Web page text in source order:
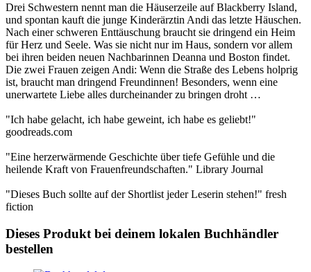
Drei Schwestern nennt man die Häuserzeile auf Blackberry Island,
und spontan kauft die junge Kinderärztin Andi das letzte Häuschen.
Nach einer schweren Enttäuschung braucht sie dringend ein Heim
für Herz und Seele. Was sie nicht nur im Haus, sondern vor allem
bei ihren beiden neuen Nachbarinnen Deanna und Boston findet.
Die zwei Frauen zeigen Andi: Wenn die Straße des Lebens holprig
ist, braucht man dringend Freundinnen! Besonders, wenn eine
unerwartete Liebe alles durcheinander zu bringen droht …
"Ich habe gelacht, ich habe geweint, ich habe es geliebt!"
goodreads.com
"Eine herzerwärmende Geschichte über tiefe Gefühle und die
heilende Kraft von Frauenfreundschaften." Library Journal
"Dieses Buch sollte auf der Shortlist jeder Leserin stehen!" fresh
fiction
Dieses Produkt bei deinem lokalen Buchhändler
bestellen